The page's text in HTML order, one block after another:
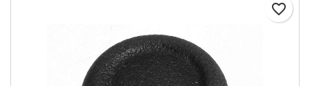
favorite_border